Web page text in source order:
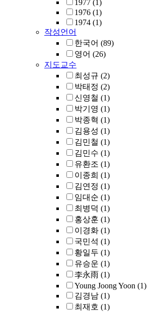
1977 (1)
1976 (1)
1974 (1)
작성언어
한국어 (89)
영어 (26)
지도교수
최성규 (2)
박태정 (2)
신영철 (1)
박기영 (1)
박종혁 (1)
김용성 (1)
김민철 (1)
김민수 (1)
유환조 (1)
이종희 (1)
김연정 (1)
임대순 (1)
최병덕 (1)
홍상훈 (1)
이경화 (1)
국민석 (1)
황일두 (1)
유승운 (1)
李永雨 (1)
Young Joong Yoon (1)
김경남 (1)
최재호 (1)